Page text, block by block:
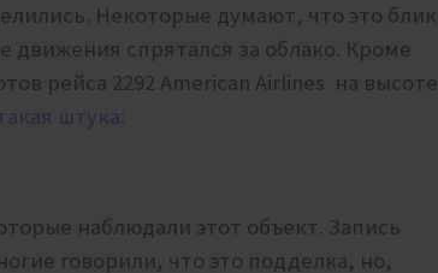
Некоторые думают, что это блик
движения спрятался за облако. Кроме
рейса 2292 American Airlines на высоте
штука:
наблюдали этот объект. Запись
говорили, что это подделка, но,